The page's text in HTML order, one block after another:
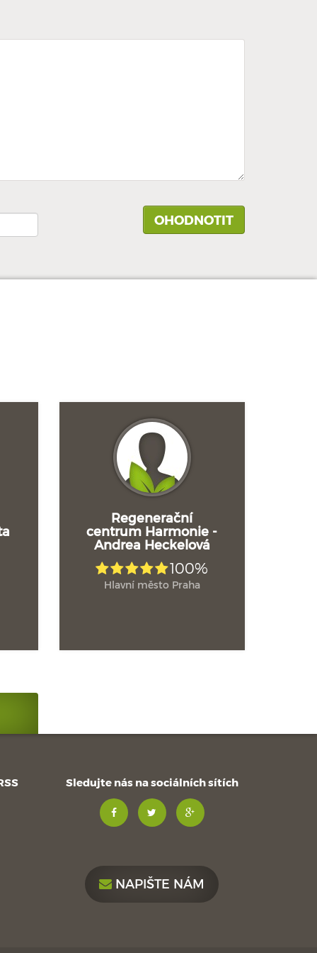
Regenerační
centrum Harmonie -
Andrea Heckelová
100%
Hlavní město Praha
Sledujte nás na sociálních sítích
NAPIŠTE NÁM